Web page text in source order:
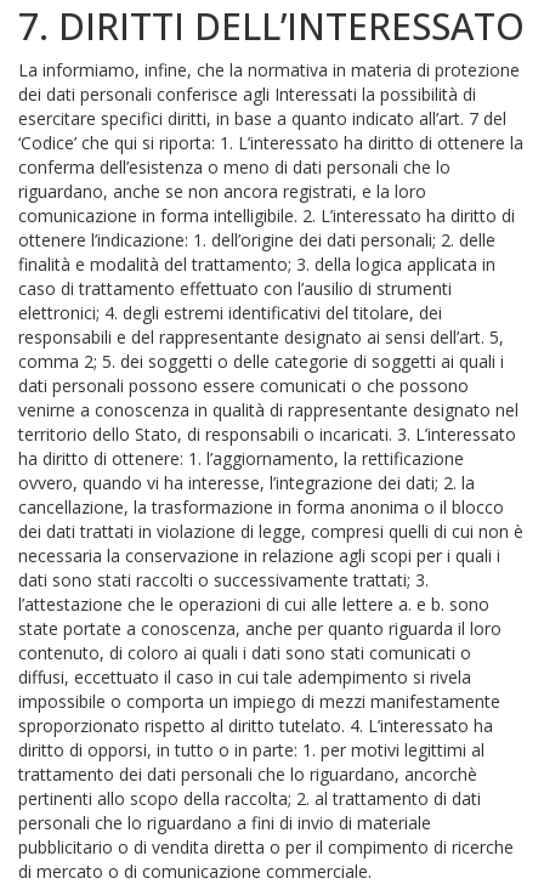
7. DIRITTI DELL’INTERESSATO
La informiamo, infine, che la normativa in materia di protezione
dei dati personali conferisce agli Interessati la possibilità di
esercitare specifici diritti, in base a quanto indicato all’art. 7 del
‘Codice’ che qui si riporta: 1. L’interessato ha diritto di ottenere la
conferma dell’esistenza o meno di dati personali che lo
riguardano, anche se non ancora registrati, e la loro
comunicazione in forma intelligibile. 2. L’interessato ha diritto di
ottenere l’indicazione: 1. dell’origine dei dati personali; 2. delle
finalità e modalità del trattamento; 3. della logica applicata in
caso di trattamento effettuato con l’ausilio di strumenti
elettronici; 4. degli estremi identificativi del titolare, dei
responsabili e del rappresentante designato ai sensi dell’art. 5,
comma 2; 5. dei soggetti o delle categorie di soggetti ai quali i
dati personali possono essere comunicati o che possono
venirne a conoscenza in qualità di rappresentante designato nel
territorio dello Stato, di responsabili o incaricati. 3. L’interessato
ha diritto di ottenere: 1. l’aggiornamento, la rettificazione
ovvero, quando vi ha interesse, l’integrazione dei dati; 2. la
cancellazione, la trasformazione in forma anonima o il blocco
dei dati trattati in violazione di legge, compresi quelli di cui non è
necessaria la conservazione in relazione agli scopi per i quali i
dati sono stati raccolti o successivamente trattati; 3.
l’attestazione che le operazioni di cui alle lettere a. e b. sono
state portate a conoscenza, anche per quanto riguarda il loro
contenuto, di coloro ai quali i dati sono stati comunicati o
diffusi, eccettuato il caso in cui tale adempimento si rivela
impossibile o comporta un impiego di mezzi manifestamente
sproporzionato rispetto al diritto tutelato. 4. L’interessato ha
diritto di opporsi, in tutto o in parte: 1. per motivi legittimi al
trattamento dei dati personali che lo riguardano, ancorchè
pertinenti allo scopo della raccolta; 2. al trattamento di dati
personali che lo riguardano a fini di invio di materiale
pubblicitario o di vendita diretta o per il compimento di ricerche
di mercato o di comunicazione commerciale.